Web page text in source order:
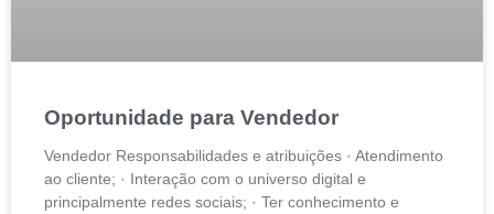
Oportunidade para Vendedor
Vendedor Responsabilidades e atribuições · Atendimento
ao cliente; · Interação com o universo digital e
principalmente redes sociais; · Ter conhecimento e